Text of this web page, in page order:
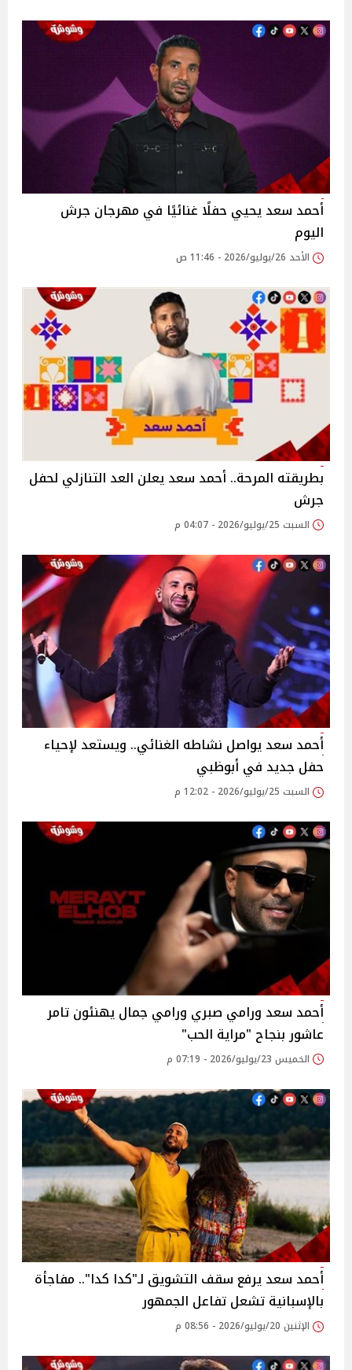
أحمد سعد يحيي حفلًا غنائيًا في مهرجان جرش
اليوم
الأحد 26/يوليو/2026 - 11:46 ص
بطريقته المرحة.. أحمد سعد يعلن العد التنازلي لحفل
جرش
السبت 25/يوليو/2026 - 04:07 م
أحمد سعد يواصل نشاطه الغنائي.. ويستعد لإحياء
حفل جديد في أبوظبي
السبت 25/يوليو/2026 - 12:02 م
أحمد سعد ورامي صبري ورامي جمال يهنئون تامر
عاشور بنجاح "مراية الحب"
الخميس 23/يوليو/2026 - 07:19 م
أحمد سعد يرفع سقف التشويق لـ"كدا كدا".. مفاجأة
بالإسبانية تشعل تفاعل الجمهور
الإثنين 20/يوليو/2026 - 08:56 م